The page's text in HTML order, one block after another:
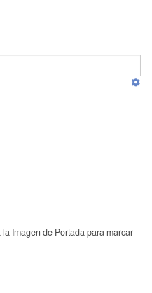
la Imagen de Portada para marcar